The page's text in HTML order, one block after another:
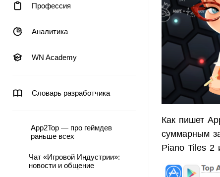
Профессия
Аналитика
WN Academy
Словарь разработчика
App2Top — про геймдев
раньше всех
Чат «Игровой Индустрии»:
новости и общение
Как пишет
суммарным
Piano Tiles 2